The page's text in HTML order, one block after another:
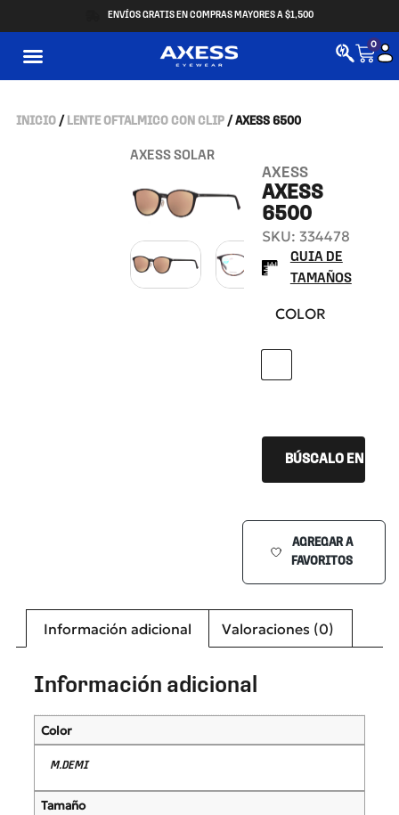
ENVÍOS GRATIS EN COMPRAS MAYORES A $1,500
0
INICIO/ LENTE OFTALMICO CON CLIP/ AXESS 6500
AXESS SOLAR
AXESS
AXESS
6500
SKU: 334478
GUIA DE
TAMAÑOS
COLOR
M.DEMI
BÚSCALO EN TU
AGREGAR A
FAVORITOS
Información adicional Valoraciones (0)
Información adicional
Color
M.DEMI
Tamaño